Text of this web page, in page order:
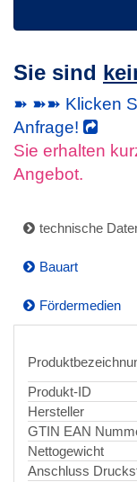
Sie sind
➽ ➽➽ Klicken
Anfrage!
Sie erhalten
Angebot.
technische
Bauart
Fördermedien
Produkt-ID
Hersteller
GTIN EAN
Nettogewicht
Anschluss